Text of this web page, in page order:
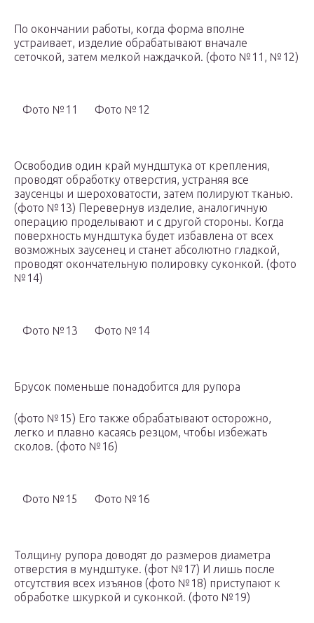
По окончании работы, когда форма вполне
устраивает, изделие обрабатывают вначале
сеточкой, затем мелкой наждачкой. (фото №11, №12)
Фото №11 Фото №12
Освободив один край мундштука от крепления,
проводят обработку отверстия, устраняя все
заусенцы и шероховатости, затем полируют тканью.
(фото №13) Перевернув изделие, аналогичную
операцию проделывают и с другой стороны. Когда
поверхность мундштука будет избавлена от всех
возможных заусенец и станет абсолютно гладкой,
проводят окончательную полировку суконкой. (фото
№14)
Фото №13 Фото №14
Брусок поменьше понадобится для рупора
(фото №15) Его также обрабатывают осторожно,
легко и плавно касаясь резцом, чтобы избежать
сколов. (фото №16)
Фото №15 Фото №16
Толщину рупора доводят до размеров диаметра
отверстия в мундштуке. (фот №17) И лишь после
отсутствия всех изъянов (фото №18) приступают к
обработке шкуркой и суконкой. (фото №19)